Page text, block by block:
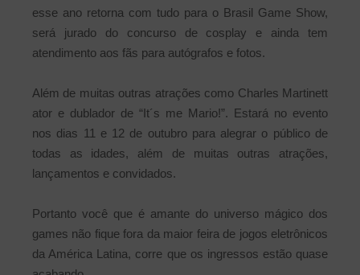
esse ano retorna com tudo para o Brasil Game Show,
será jurado do concurso de cosplay e ainda tem
atendimento aos fãs para autógrafos e fotos.
Além de muitas outras atrações como Charles Martinett
ator e dublador de “It´s me Mario!”. Estará no evento
nos dias 11 e 12 de outubro para alegrar o público de
todas as idades, além de muitas outras atrações,
lançamentos e convidados.
Portanto você que é amante do universo mágico dos
games não fique fora da maior feira de jogos eletrônicos
da América Latina, corre que os ingressos estão quase